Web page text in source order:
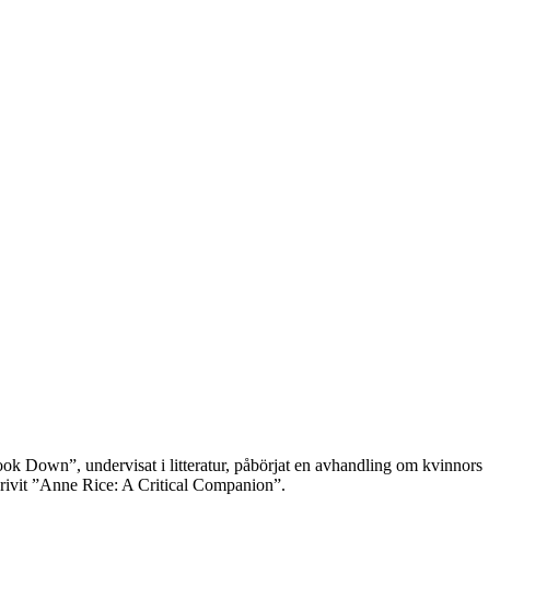
Down”, undervisat i litteratur, påbörjat en avhandling om kvinnors
”Anne Rice: A Critical Companion”.